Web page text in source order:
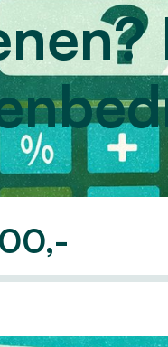
wilt u lenen?